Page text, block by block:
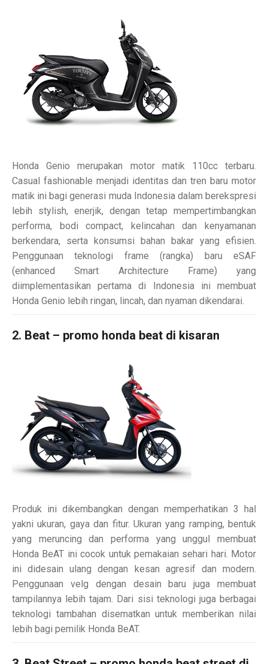
Honda Genio merupakan motor matik 110cc terbaru.
Casual fashionable menjadi identitas dan tren baru motor
matik ini bagi generasi muda Indonesia dalam berekspresi
lebih stylish, enerjik, dengan tetap mempertimbangkan
performa, bodi compact, kelincahan dan kenyamanan
berkendara, serta konsumsi bahan bakar yang efisien.
Penggunaan teknologi frame (rangka) baru eSAF
(enhanced Smart Architecture Frame) yang
diimplementasikan pertama di Indonesia ini membuat
Honda Genio lebih ringan, lincah, dan nyaman dikendarai.
2. Beat – promo honda beat di kisaran
Produk ini dikembangkan dengan memperhatikan 3 hal
yakni ukuran, gaya dan fitur. Ukuran yang ramping, bentuk
yang meruncing dan performa yang unggul membuat
Honda BeAT ini cocok untuk pemakaian sehari hari. Motor
ini didesain ulang dengan kesan agresif dan modern.
Penggunaan velg dengan desain baru juga membuat
tampilannya lebih tajam. Dari sisi teknologi juga berbagai
teknologi tambahan disematkan untuk memberikan nilai
lebih bagi pemilik Honda BeAT.